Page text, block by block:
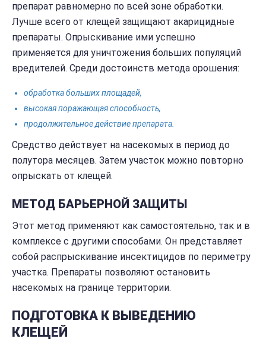
препарат равномерно по всей зоне обработки.
Лучше всего от клещей защищают акарицидные
препараты. Опрыскивание ими успешно
применяется для уничтожения больших популяций
вредителей. Среди достоинств метода орошения:
обработка больших площадей,
высокая поражающая способность,
продолжительное действие препарата.
Средство действует на насекомых в период до
полутора месяцев. Затем участок можно повторно
опрыскать от клещей.
МЕТОД БАРЬЕРНОЙ ЗАЩИТЫ
Этот метод применяют как самостоятельно, так и в
комплексе с другими способами. Он представляет
собой распрыскивание инсектицидов по периметру
участка. Препараты позволяют остановить
насекомых на границе территории.
ПОДГОТОВКА К ВЫВЕДЕНИЮ
КЛЕЩЕЙ